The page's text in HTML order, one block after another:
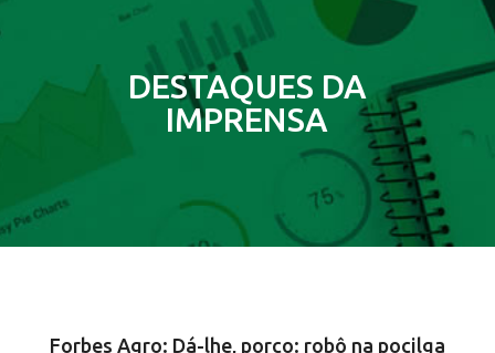
DESTAQUES DA
IMPRENSA
Forbes Agro: Dá-lhe, porco: robô na pocilga